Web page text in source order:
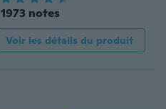
1973 notes
Voir les détails du produit